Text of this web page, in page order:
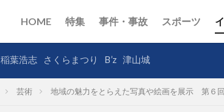
HOME 特集 事件・事故 スポーツ
稲葉浩志 さくらまつり B’z 津山城
芸術 地域の魅力をとらえた写真や絵画を展示 第６